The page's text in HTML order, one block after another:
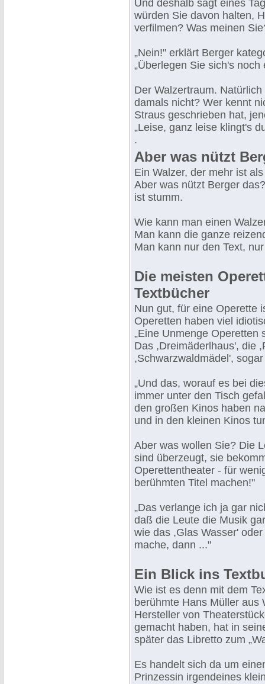
Und deshalb sagt eines
würden Sie davon halten,
verfilmen? Was meinen
„Nein!" erklärt Berger
„Überlegen Sie sich's
Der Walzertraum.
damals nicht? Wer kennt
Straus geschrieben hat,
„Leise, ganz leise klingt's
.
Aber was nützt
Ein Walzer, der mehr ist
Aber was nützt Berger
ist stumm.
Wie kann man einen
Man kann die ganze
Man kann nur den Text,
Die meisten
Textbücher
Nun gut, für eine Operette
Operetten haben viel
„Eine Unmenge Operetten
Das ,Dreimäderlhaus', die
,Schwarzwaldmädel',
„Und das, worauf es bei
immer unter den Tisch
den großen Kinos haben
und in den kleinen Kinos
Aber was wollen Sie? Die
sind überzeugt, sie
Operettentheater - für
berühmten Titel machen!"
„Das verlange ich ja gar
daß die Leute die Musik
wie das ,Glas Wasser'
mache, dann ..."
Ein Blick ins
Wie ist es denn mit dem
berühmte Hans Müller aus
Hersteller von
gemacht haben, hat in
später das Libretto zum
Es handelt sich da um
Prinzessin irgendeines